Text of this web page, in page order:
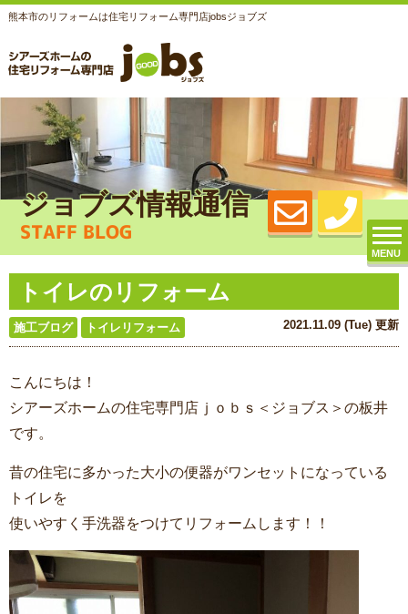
熊本市のリフォームは住宅リフォーム専門店jobsジョブズ
MENU
ジョブズ情報通信
STAFF BLOG
トイレのリフォーム
施工ブログ トイレリフォーム 2021.11.09 (Tue) 更新
こんにちは！
シアーズホームの住宅専門店ｊｏｂｓ＜ジョブス＞の板井
です。
昔の住宅に多かった大小の便器がワンセットになっている
トイレを
使いやすく手洗器をつけてリフォームします！！